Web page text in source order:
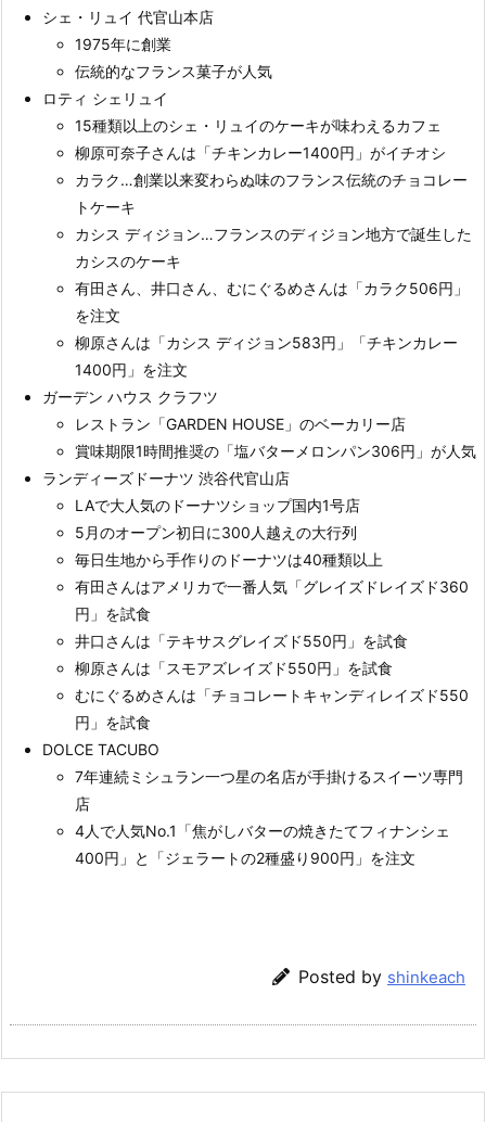
シェ・リュイ 代官山本店
1975年に創業
伝統的なフランス菓子が人気
ロティ シェリュイ
15種類以上のシェ・リュイのケーキが味わえるカフェ
柳原可奈子さんは「チキンカレー1400円」がイチオシ
カラク…創業以来変わらぬ味のフランス伝統のチョコレー
トケーキ
カシス ディジョン…フランスのディジョン地方で誕生した
カシスのケーキ
有田さん、井口さん、むにぐるめさんは「カラク506円」
を注文
柳原さんは「カシス ディジョン583円」「チキンカレー
1400円」を注文
ガーデン ハウス クラフツ
レストラン「GARDEN HOUSE」のベーカリー店
賞味期限1時間推奨の「塩バターメロンパン306円」が人気
ランディーズドーナツ 渋谷代官山店
LAで大人気のドーナツショップ国内1号店
5月のオープン初日に300人越えの大行列
毎日生地から手作りのドーナツは40種類以上
有田さんはアメリカで一番人気「グレイズドレイズド360
円」を試食
井口さんは「テキサスグレイズド550円」を試食
柳原さんは「スモアズレイズド550円」を試食
むにぐるめさんは「チョコレートキャンディレイズド550
円」を試食
DOLCE TACUBO
7年連続ミシュラン一つ星の名店が手掛けるスイーツ専門
店
4人で人気No.1「焦がしバターの焼きたてフィナンシェ
400円」と「ジェラートの2種盛り900円」を注文
Posted by shinkeach